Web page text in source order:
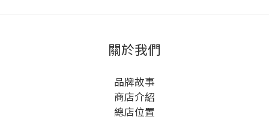
關於我們
品牌故事
商店介紹
總店位置